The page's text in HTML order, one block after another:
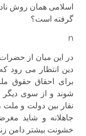
اسلامی همان روش
گرفته است؟
n
در این میان از
دین انتظار می رود
برای احقاق حقوق
شوند و از سوی دیگر
نقار بین دولت و ملت
جاهلانه و شاید
خشونت بیشتر دامن